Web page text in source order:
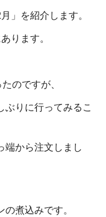
」を紹介します。
ります。
のですが、
ぶりに行ってみるこ
端から注文しまし
煮込みです。